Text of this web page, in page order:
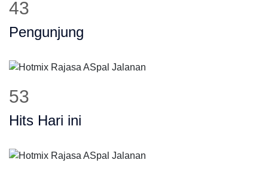
51
Pengunjung
63
Hits Hari ini